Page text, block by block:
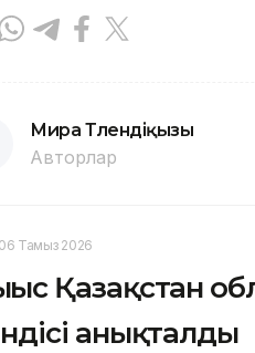
Мира Төлендіқызы
Авторлар
Тамыз 2026
Қазақстан
анықталды